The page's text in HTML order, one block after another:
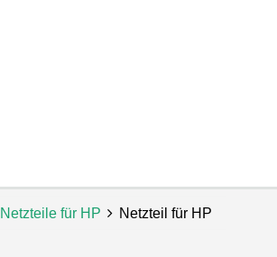
Netzteile für HP Netzteil für HP